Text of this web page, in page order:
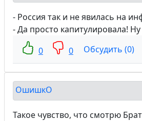
- Россия так и не явилась на
- Да просто капитулировала!
0
0 Обсудить (0)
ОшишкО
Такое чувство, что смотрю